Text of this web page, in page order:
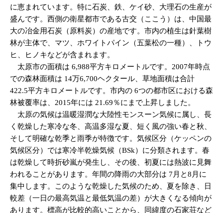
に恵まれています。特に石炭、鉄、ケイ砂、大理石の生産が
盛んです。西側の衛星都市である古交（ここう）は、中国最
大の冶金用石炭（原料炭）の産地です。市内の植生は針葉樹
林が主体で、マツ、ホワイトパイン（五葉松の一種）、トウ
ヒ、ヒノキなどが含まれます。
太原市の面積は 6,988平方キロメートルです。2007年時点
での森林面積は 14万6,700ヘクタール、草地面積は合計
422.5平方キロメートルです。市内の 6つの都市区における森
林被覆率は、2015年には 21.69％にまで上昇しました。
太原の気候は温暖湿潤な大陸性モンスーン気候に属し、長
く乾燥した寒冷な冬、高温多湿な夏、短く風の強い春と秋、
そして明確な乾季と雨季が特徴です。気候区分（ケッペンの
気候区分）では寒冷半乾燥気候（BSk）に分類されます。春
は乾燥して時折砂嵐が発生し、その後、初夏には熱波に見舞
われることがあります。年間の降雨の大部分は 7月と8月に
集中します。このような乾燥した気候のため、夏を除き、日
較差（一日の最高気温と最低気温の差）が大きくなる傾向が
あります。標高が比較的高いことから、同緯度の石家荘など